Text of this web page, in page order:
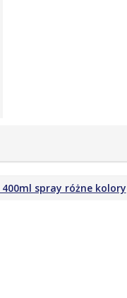
spray różne kolory